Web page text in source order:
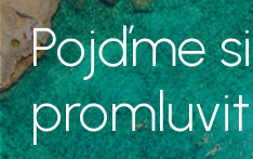
Pojďme si
promluvit